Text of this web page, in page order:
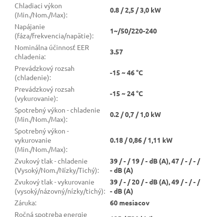
Chladiaci výkon
(Min./Nom./Max):
0.8 / 2,5 / 3,0 kW
Napájanie
(fáza/frekvencia/napätie):
1~/50/220-240
Nominálna účinnosť EER
chladenia:
3.57
Prevádzkový rozsah
(chladenie):
-15 ~ 46 °C
Prevádzkový rozsah
(vykurovanie):
-15 ~ 24 °C
Spotrebný výkon - chladenie
(Min./Nom./Max):
0.2 / 0,7 / 1,0 kW
Spotrebný výkon -
vykurovanie
(Min./Nom./Max):
0.18 / 0,86 / 1,11 kW
Zvukový tlak - chladenie
(Vysoký/Nom./Nízky/Tichý):
39 / - / 19 / - dB (A), 47 / - / - /
- dB (A)
Zvukový tlak - vykurovanie
(vysoký/názovný/nízky/tichý):
39 / - / 20 / - dB (A), 49 / - / - /
- dB (A)
Záruka:
60 mesiacov
Ročná spotreba energie